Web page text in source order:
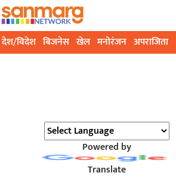
देश/विदेश बिजनेस खेल मनोरंजन अपराजिता
Powered by
Translate